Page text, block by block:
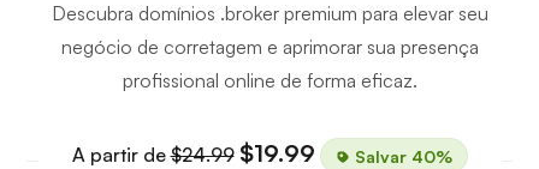
Descubra domínios .broker premium para elevar seu
negócio de corretagem e aprimorar sua presença
profissional online de forma eficaz.
A partir de$24.99 $19.99 Salvar 40%